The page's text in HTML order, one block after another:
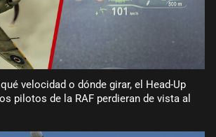
velocidad o dónde girar, el Head-Up
pilotos de la RAF perdieran de vista al